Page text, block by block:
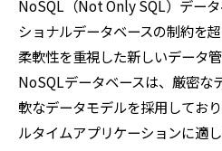
NoSQL（Not Only SQL）デー
ショナルデータベースの制約を
柔軟性を重視した新しいデータ
NoSQLデータベースは、厳密な
軟なデータモデルを採用してお
ルタイムアプリケーションに適し